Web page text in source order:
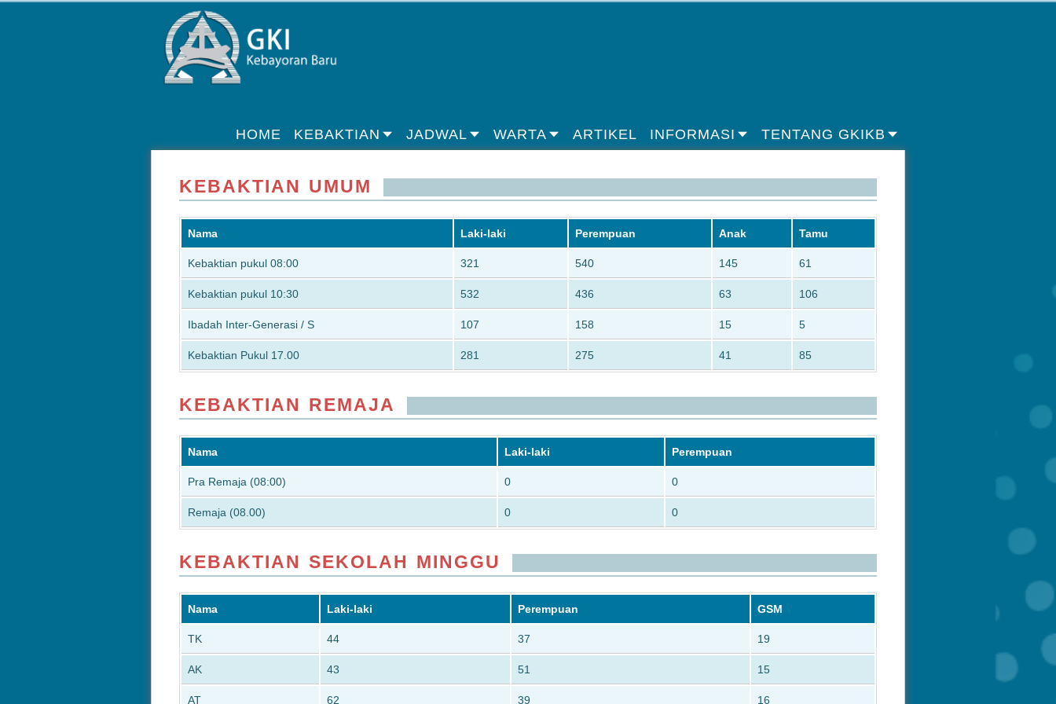
HOME KEBAKTIAN JADWAL WARTA ARTIKEL INFORMASI TENTANG GKIKB
KEBAKTIAN UMUM
Nama Laki-laki Perempuan Anak Tamu
Kebaktian pukul 08:00 321 540 145 61
Kebaktian pukul 10:30 532 436 63 106
Ibadah Inter-Generasi / S 107 158 15 5
Kebaktian Pukul 17.00 281 275 41 85
KEBAKTIAN REMAJA
Nama Laki-laki Perempuan
Pra Remaja (08:00) 0 0
Remaja (08.00) 0 0
KEBAKTIAN SEKOLAH MINGGU
Nama Laki-laki Perempuan GSM
TK 44 37 19
AK 43 51 15
AT 62 39 16